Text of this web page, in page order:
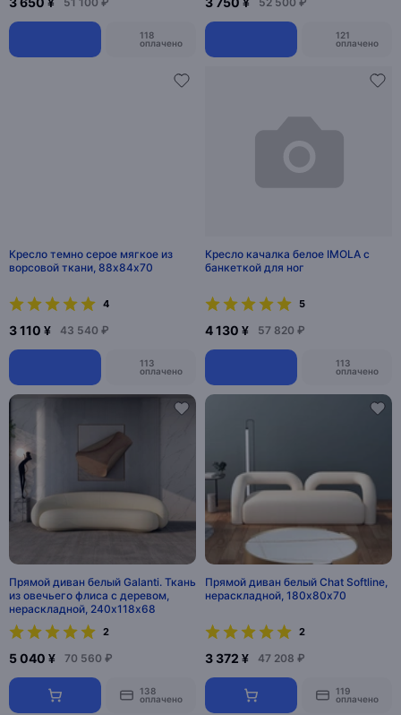
118
оплачено
121
оплачено
Кресло темно серое мягкое из
ворсовой ткани, 88х84х70
4
3 110 ¥ 43 540 ₽
113
оплачено
Кресло качалка белое IMOLA с
банкеткой для ног
5
4 130 ¥ 57 820 ₽
113
оплачено
Прямой диван белый Galanti. Ткань
из овечьего флиса с деревом,
нераскладной, 240х118х68
2
5 040 ¥ 70 560 ₽
138
оплачено
Прямой диван белый Chat Softline,
нераскладной, 180х80х70
2
3 372 ¥ 47 208 ₽
119
оплачено